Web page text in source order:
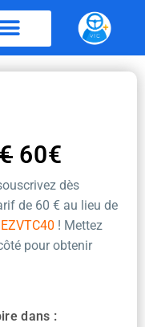
60€
dès
de 60 € au lieu de
! Mettez
pour obtenir
dans :